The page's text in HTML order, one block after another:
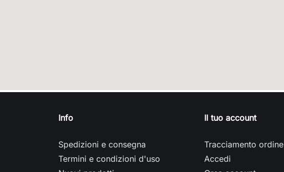
Info
Spedizioni e consegna
Termini e condizioni d'uso
Il tuo account
Tracciamento ordine
Accedi